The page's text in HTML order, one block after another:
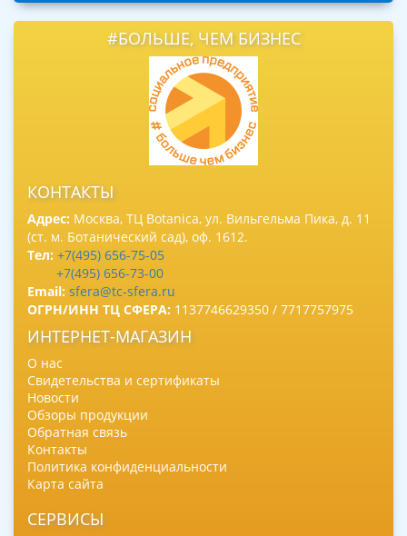
#БОЛЬШЕ, ЧЕМ БИЗНЕС
КОНТАКТЫ
Адрес: Москва, ТЦ Botanica, ул. Вильгельма Пика, д. 11
(ст. м. Ботанический сад), оф. 1612.
Тел: +7(495) 656-75-05
+7(495) 656-73-00
Email: sfera@tc-sfera.ru
ОГРН/ИНН ТЦ СФЕРА: 1137746629350 / 7717757975
ИНТЕРНЕТ-МАГАЗИН
О нас
Свидетельства и сертификаты
Новости
Обзоры продукции
Обратная связь
Контакты
Политика конфиденциальности
Карта сайта
СЕРВИСЫ